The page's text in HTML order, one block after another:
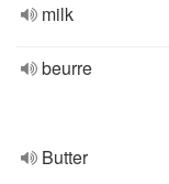
milk
beurre
Butter